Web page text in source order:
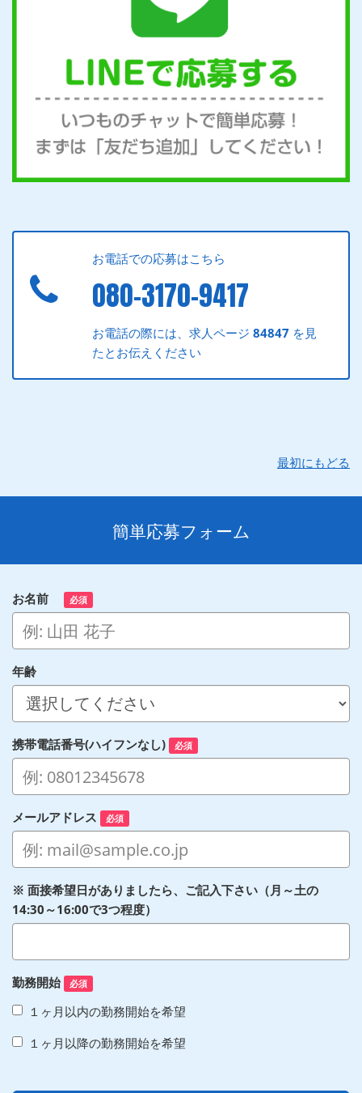
お電話での応募はこちら
080-3170-9417
お電話の際には、求人ページ84847 を見
たとお伝えください
最初にもどる
簡単応募フォーム
お名前 必須
年齢
携帯電話番号(ハイフンなし) 必須
メールアドレス 必須
※ 面接希望日がありましたら、ご記入下さい（月～土の
14:30～16:00で3つ程度）
勤務開始 必須
１ヶ月以内の勤務開始を希望
１ヶ月以降の勤務開始を希望